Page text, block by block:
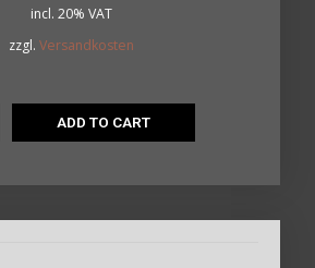
incl. 20% VAT
zzgl. Versandkosten
ADD TO CART